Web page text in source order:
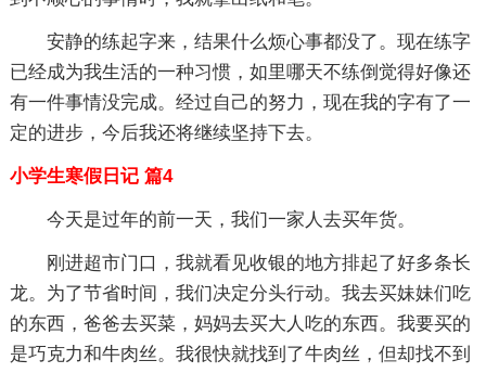
安静的练起字来，结果什么烦心事都没了。现在练字
已经成为我生活的一种习惯，如里哪天不练倒觉得好像还
有一件事情没完成。经过自己的努力，现在我的字有了一
定的进步，今后我还将继续坚持下去。
小学生寒假日记 篇4
今天是过年的前一天，我们一家人去买年货。
刚进超市门口，我就看见收银的地方排起了好多条长
龙。为了节省时间，我们决定分头行动。我去买妹妹们吃
的东西，爸爸去买菜，妈妈去买大人吃的东西。我要买的
是巧克力和牛肉丝。我很快就找到了牛肉丝，但却找不到